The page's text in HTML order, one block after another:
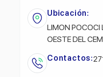
Ubicación:
LIMON POCOCI
OESTE DEL
Contactos: